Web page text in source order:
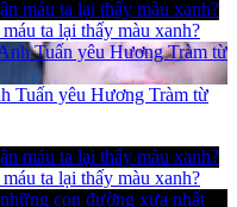
ta lại thấy màu xanh?
Tuấn yêu Hương Tràm từ
ta lại thấy màu xanh?